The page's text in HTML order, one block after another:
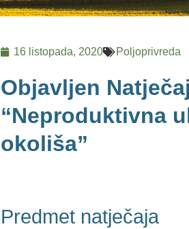
16 listopada, 2020 Poljoprivreda
Objavljen
“Neproduktivna
okoliša”
Predmet natječaja